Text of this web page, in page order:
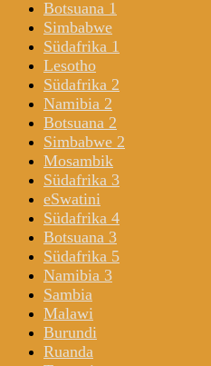
Botsuana 1
Simbabwe
Südafrika 1
Lesotho
Südafrika 2
Namibia 2
Botsuana 2
Simbabwe 2
Mosambik
Südafrika 3
eSwatini
Südafrika 4
Botsuana 3
Südafrika 5
Namibia 3
Sambia
Malawi
Burundi
Ruanda